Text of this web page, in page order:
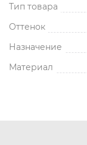
Тип товара
Оттенок
Назначение
Материал